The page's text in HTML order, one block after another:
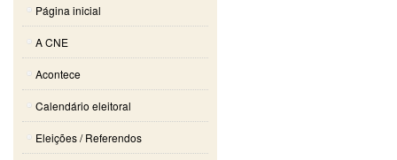
Página inicial
A CNE
Acontece
Calendário eleitoral
Eleições / Referendos